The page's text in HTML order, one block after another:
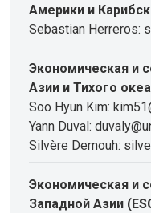
Америки и
Sebastian Herreros:
Экономическая и
Азии и Тихого
Soo Hyun Kim:
Yann Duval:
Silvère Dernouh:
Экономическая и
Западной Азии